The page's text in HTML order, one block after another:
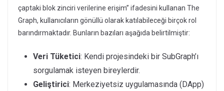
çaptaki blok zinciri verilerine erişim” ifadesini kullanan The
Graph, kullanıcıların gönüllü olarak katılabileceği birçok rol
barındırmaktadır. Bunların bazıları aşağıda belirtilmiştir:
Veri Tüketici: Kendi projesindeki bir SubGraph’ı
sorgulamak isteyen bireylerdir.
Geliştirici: Merkeziyetsiz uygulamasında (DApp)